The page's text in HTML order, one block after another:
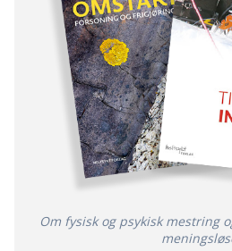
Om fysisk og psykisk mestring